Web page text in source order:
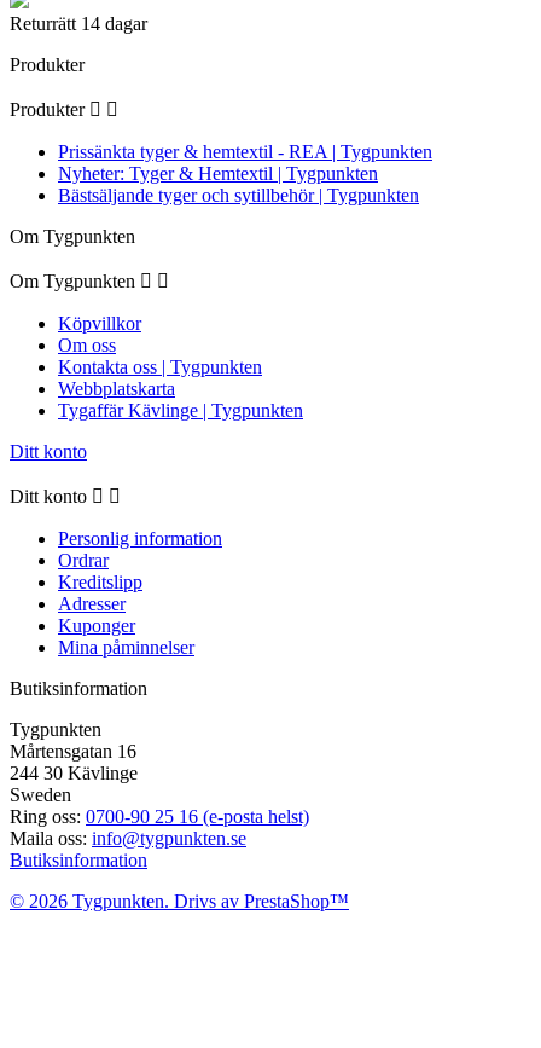
Returrätt 14 dagar
Produkter
Produkter  
Prissänkta tyger & hemtextil - REA | Tygpunkten
Nyheter: Tyger & Hemtextil | Tygpunkten
Bästsäljande tyger och sytillbehör | Tygpunkten
Om Tygpunkten
Om Tygpunkten  
Köpvillkor
Om oss
Kontakta oss | Tygpunkten
Webbplatskarta
Tygaffär Kävlinge | Tygpunkten
Ditt konto
Ditt konto  
Personlig information
Ordrar
Kreditslipp
Adresser
Kuponger
Mina påminnelser
Butiksinformation
Tygpunkten
Mårtensgatan 16
244 30 Kävlinge
Sweden
Ring oss: 0700-90 25 16 (e-posta helst)
Maila oss: info@tygpunkten.se
Butiksinformation
© 2026 Tygpunkten. Drivs av PrestaShop™